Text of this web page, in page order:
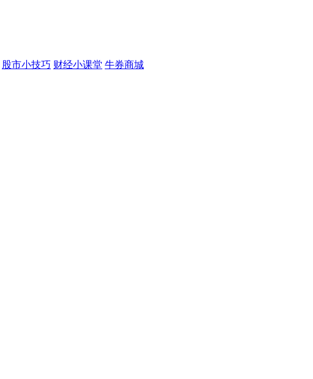
股市小技巧 财经小课堂 牛券商城